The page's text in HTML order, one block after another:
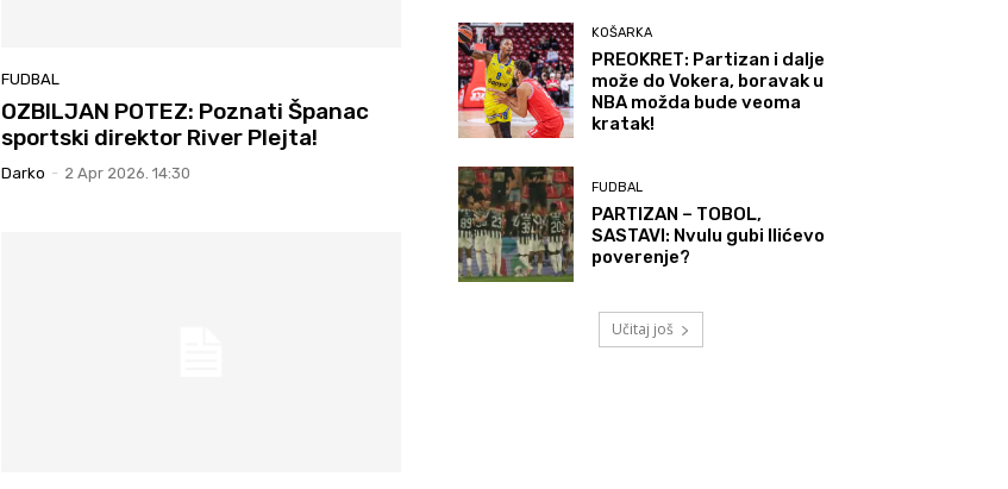
FUDBAL
OZBILJAN POTEZ: Poznati Španac
sportski direktor River Plejta!
Darko - 2 Apr 2026. 14:30
KOŠARKA
PREOKRET: Partizan i dalje
može do Vokera, boravak u
NBA možda bude veoma
kratak!
FUDBAL
PARTIZAN – TOBOL,
SASTAVI: Nvulu gubi Ilićevo
poverenje?
Učitaj još